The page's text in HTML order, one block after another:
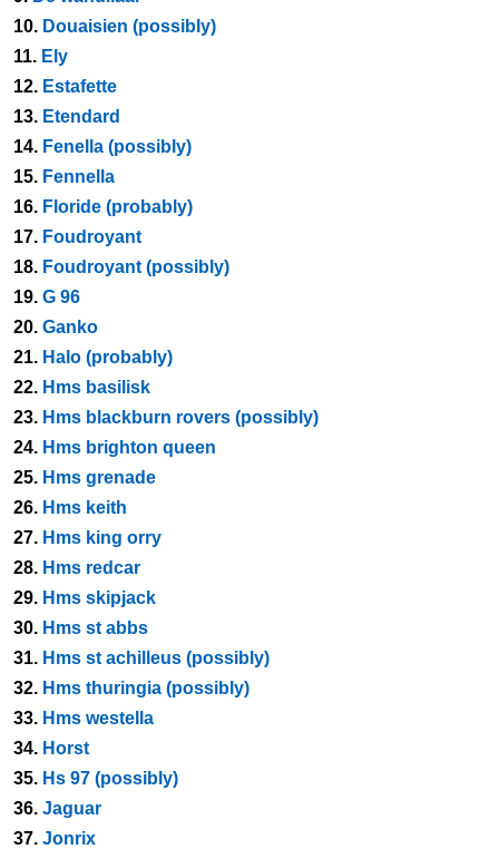
10. Douaisien (possibly)
11. Ely
12. Estafette
13. Etendard
14. Fenella (possibly)
15. Fennella
16. Floride (probably)
17. Foudroyant
18. Foudroyant (possibly)
19. G 96
20. Ganko
21. Halo (probably)
22. Hms basilisk
23. Hms blackburn rovers (possibly)
24. Hms brighton queen
25. Hms grenade
26. Hms keith
27. Hms king orry
28. Hms redcar
29. Hms skipjack
30. Hms st abbs
31. Hms st achilleus (possibly)
32. Hms thuringia (possibly)
33. Hms westella
34. Horst
35. Hs 97 (possibly)
36. Jaguar
37. Jonrix